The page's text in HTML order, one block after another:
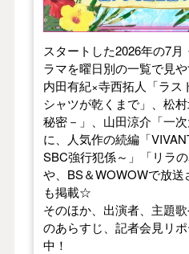
スタートした2026年の7
ラマを曜日別の一覧で見や
内田有紀×寺西拓人「ラス
シャツが乾くまで」、松
秘密－」、山田涼介「一
に、人気作の続編「
SBC強行犯係～」「リラ
や、BS＆WOWOWで放
も掲載☆
そのほか、出演者、主題
のあらすじ、記者会見リ
中！